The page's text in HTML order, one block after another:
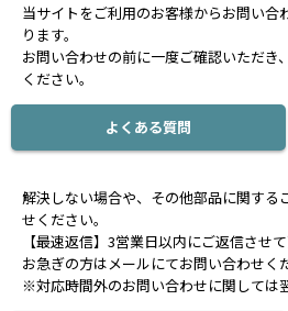
当サイトをご利用のお客様からお問い合
ります。
お問い合わせの前に一度ご確認いただき
ください。
よくある質問
解決しない場合や、その他部品に関する
せください。
【最速返信】3営業日以内にご返信させて
お急ぎの方はメールにてお問い合わせく
※対応時間外のお問い合わせに関しては